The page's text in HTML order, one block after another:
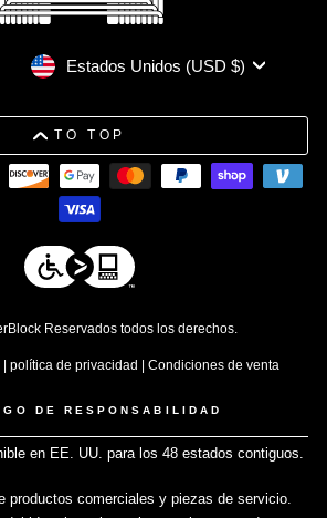
MonedaEstados Unidos (USD $)
TO TOP
Reservados todos los derechos.
política de privacidad Condiciones de venta
DE RESPONSABILIDAD
en EE. UU. para los 48 estados contiguos.
productos comerciales y piezas de servicio.